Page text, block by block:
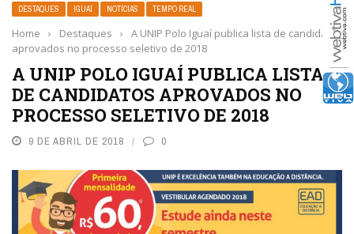
DESTAQUES IGUAÍ NOTÍCIAS TEMPO REAL
Home › Destaques ›
A UNIP Polo Iguaí publica lista de candidatos
aprovados no processo seletivo de 2018
A UNIP POLO IGUAÍ PUBLICA LISTA
DE CANDIDATOS APROVADOS NO
PROCESSO SELETIVO DE 2018
9 DE ABRIL DE 2018 0